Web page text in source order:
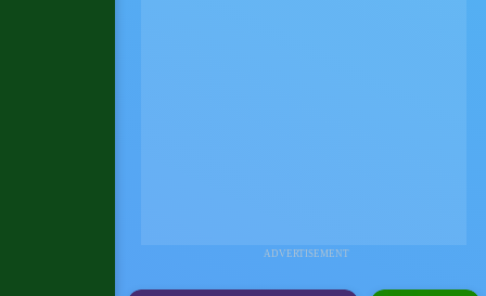
ADVERTISEMENT